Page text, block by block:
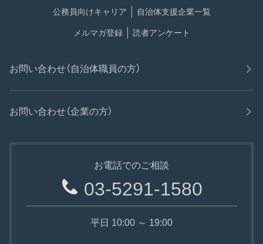
公務員向けキャリア 自治体支援企業一覧
メルマガ登録 読者アンケート
お問い合わせ（自治体職員の方）
お問い合わせ（企業の方）
お電話でのご相談
03-5291-1580
平日 10:00 ～ 19:00